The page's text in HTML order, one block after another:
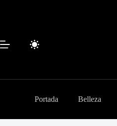
Portada Belleza